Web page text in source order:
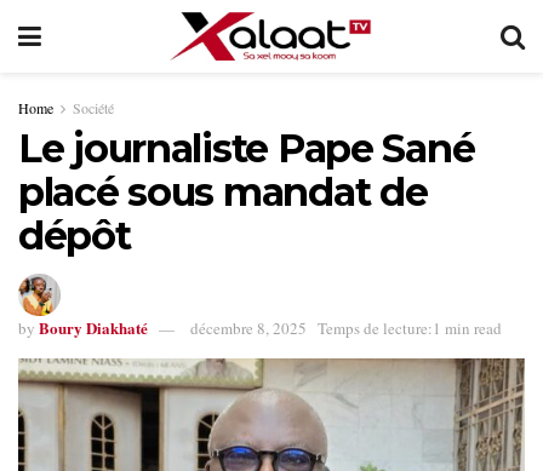
Home Société
Le journaliste Pape Sané
placé sous mandat de
dépôt
by Boury Diakhaté décembre 8, 2025 Temps de lecture:1 min read